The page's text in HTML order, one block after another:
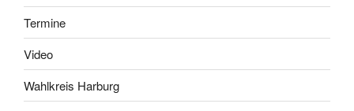
Termine
Video
Wahlkreis Harburg